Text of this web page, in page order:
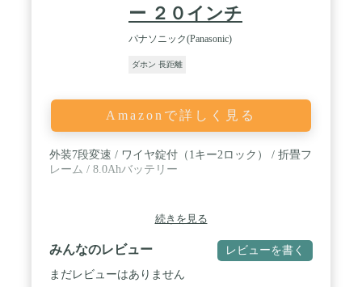
ー ２０インチ
パナソニック(Panasonic)
ダホン 長距離
Amazonで詳しく見る
外装7段変速 / ワイヤ錠付（1キー2ロック） / 折畳フ
レーム / 8.0Ahバッテリー
続きを見る
みんなのレビュー レビューを書く
まだレビューはありません